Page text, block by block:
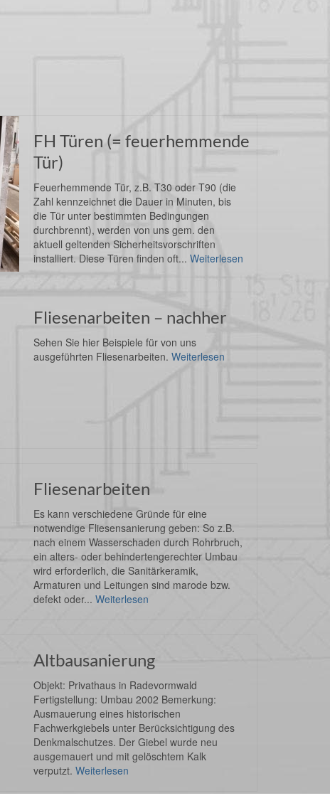
FH Türen (= feuerhemmende
Tür)
Feuerhemmende Tür, z.B. T30 oder T90 (die
Zahl kennzeichnet die Dauer in Minuten, bis
die Tür unter bestimmten Bedingungen
durchbrennt), werden von uns gem. den
aktuell geltenden Sicherheitsvorschriften
installiert. Diese Türen finden oft... Weiterlesen
Fliesenarbeiten – nachher
Sehen Sie hier Beispiele für von uns
ausgeführten Fliesenarbeiten. Weiterlesen
Fliesenarbeiten
Es kann verschiedene Gründe für eine
notwendige Fliesensanierung geben: So z.B.
nach einem Wasserschaden durch Rohrbruch,
ein alters- oder behindertengerechter Umbau
wird erforderlich, die Sanitärkeramik,
Armaturen und Leitungen sind marode bzw.
defekt oder... Weiterlesen
Altbausanierung
Objekt: Privathaus in Radevormwald
Fertigstellung: Umbau 2002 Bemerkung:
Ausmauerung eines historischen
Fachwerkgiebels unter Berücksichtigung des
Denkmalschutzes. Der Giebel wurde neu
ausgemauert und mit gelöschtem Kalk
verputzt. Weiterlesen